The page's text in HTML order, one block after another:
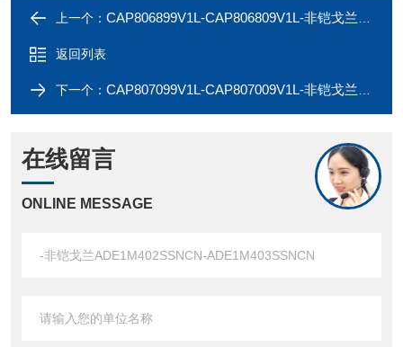
上一个： CAP806899V1L-CAP806809V1L-非铠戈兰ADE1M322SSNCN-ADE1M323SSNCN
返回列表
下一个： CAP807099V1L-CAP807009V1L-非铠戈兰ADE1M500SSNCN-ADE1M501SSNCN
在线留言
ONLINE MESSAGE